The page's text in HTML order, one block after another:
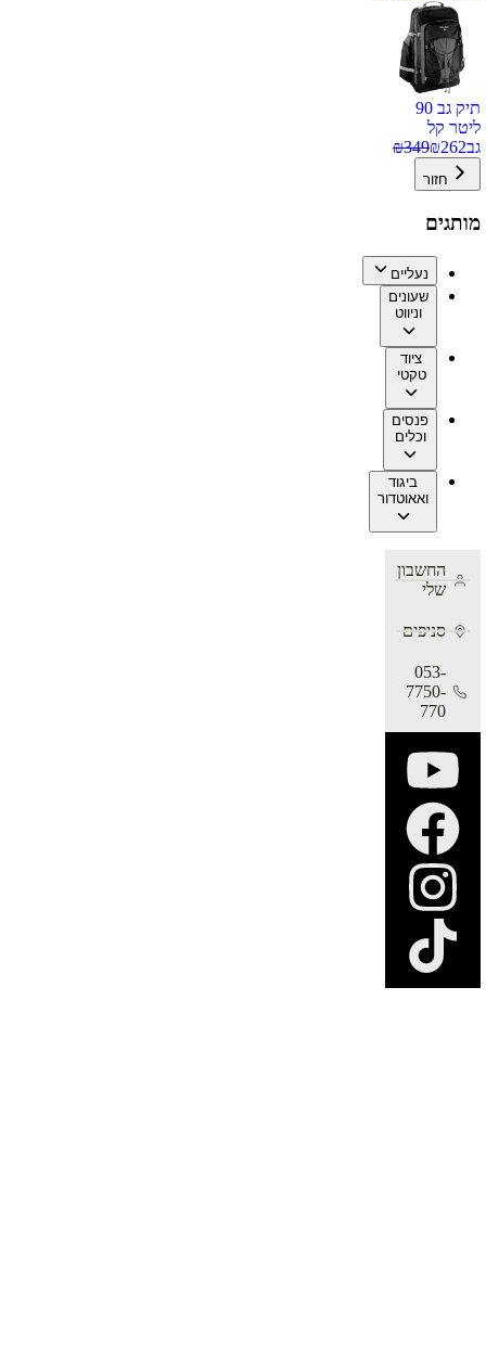
תיק גב 90
ליטר קל
גב
₪262
₪349
חזור
מותגים
נעליים
שעונים
וניווט
ציוד
טקטי
פנסים
וכלים
ביגוד
ואאוטדור
החשבון
שלי
סניפים
053-
7750-
770